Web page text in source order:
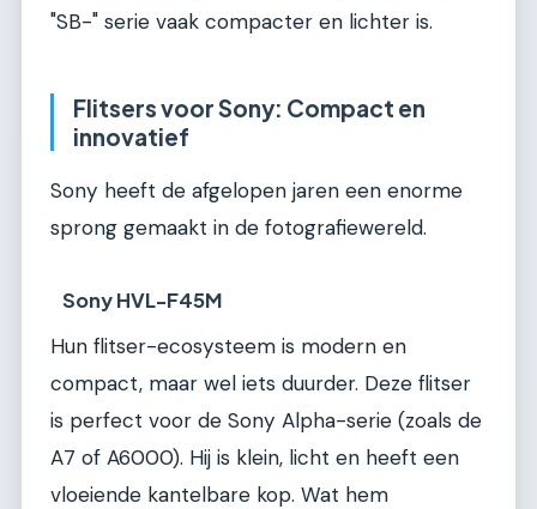
"SB-" serie vaak compacter en lichter is.
Flitsers voor Sony: Compact en
innovatief
Sony heeft de afgelopen jaren een enorme
sprong gemaakt in de fotografiewereld.
Sony HVL-F45M
Hun flitser-ecosysteem is modern en
compact, maar wel iets duurder. Deze flitser
is perfect voor de Sony Alpha-serie (zoals de
A7 of A6000). Hij is klein, licht en heeft een
vloeiende kantelbare kop. Wat hem